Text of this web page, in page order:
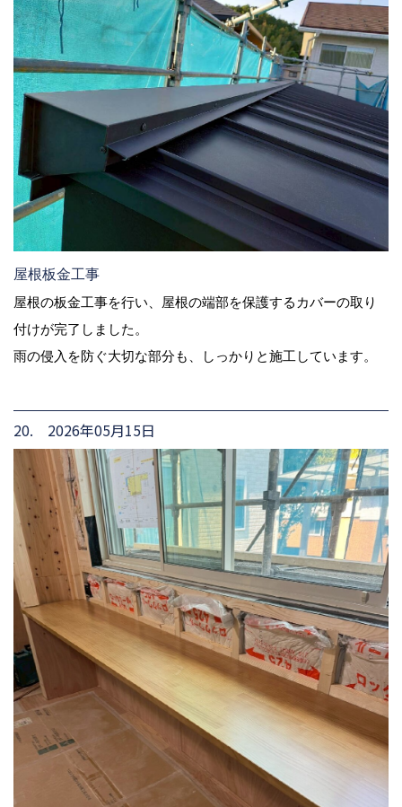
屋根板金工事
屋根の板金工事を行い、屋根の端部を保護するカバーの取り
付けが完了しました。
雨の侵入を防ぐ大切な部分も、しっかりと施工しています。
20. 2026年05月15日